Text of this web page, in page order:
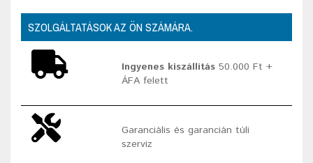
SZOLGÁLTATÁSOK AZ ÖN SZÁMÁRA.
Ingyenes kiszállítás 50.000 Ft +
ÁFA felett
Garanciális és garancián túli
szerviz